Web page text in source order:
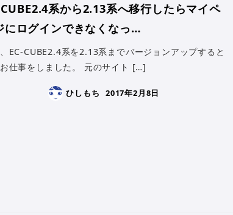
系から2.13系へ移行したらマイペ
にログインできなくなっ…
EC-CUBE2.4系を2.13系までバージョンアップすると
仕事をしました。 元のサイト […]
ひしもち 2017年2月8日